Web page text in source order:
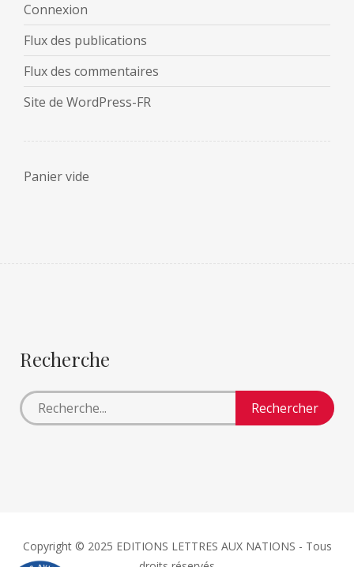
Connexion
Flux des publications
Flux des commentaires
Site de WordPress-FR
Panier vide
Recherche
Copyright © 2025 EDITIONS LETTRES AUX NATIONS - Tous